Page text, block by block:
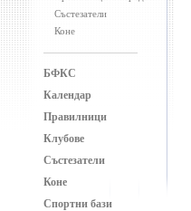
Състезатели
Коне
БФКС
Календар
Правилници
Клубове
Състезатели
Коне
Спортни бази